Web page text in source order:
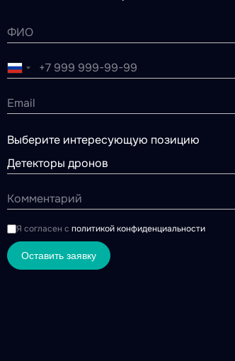
Выберите интересующую позицию
Детекторы дронов
Я согласен сполитикой конфиденциальности
Оставить заявку